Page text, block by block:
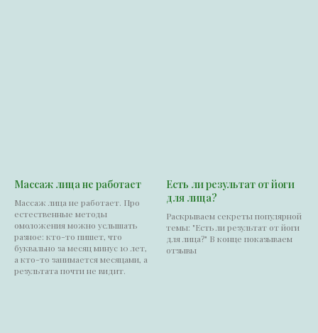
Массаж лица не работает
Массаж лица не работает. Про
естественные методы
омоложения можно услышать
разное: кто-то пишет, что
буквально за месяц минус 10 лет,
а кто-то занимается месяцами, а
результата почти не видит.
Есть ли результат от йоги
для лица?
Раскрываем секреты популярной
темы: "Есть ли результат от йоги
для лица?" В конце показываем
отзывы